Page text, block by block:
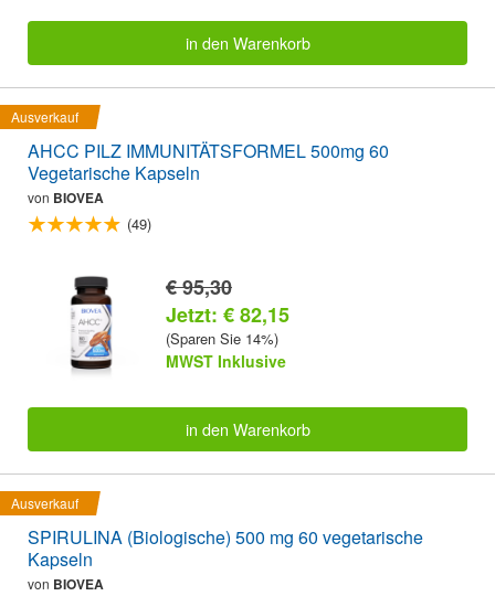
in den Warenkorb
Ausverkauf
AHCC PILZ IMMUNITÄTSFORMEL 500mg 60
Vegetarische Kapseln
von BIOVEA
(49)
€ 95,30
Jetzt: € 82,15
(Sparen Sie 14%)
MWST Inklusive
in den Warenkorb
Ausverkauf
SPIRULINA (Biologische) 500 mg 60 vegetarische
Kapseln
von BIOVEA